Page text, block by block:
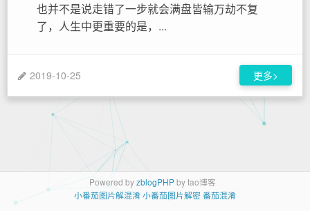
也并不是说走错了一步就会满盘皆输万劫不复
了，人生中更重要的是，...
2019-10-25 更多>
Powered byzblogPHPby tao博客
小番茄图片解混淆小番茄图片解密番茄混淆